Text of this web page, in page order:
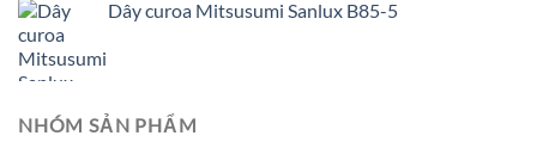
Dây curoa Mitsusumi Sanlux B85-5
NHÓM SẢN PHẨM